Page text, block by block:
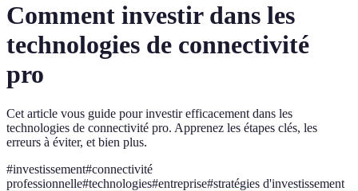
Comment investir dans les
technologies de connectivité
pro
Cet article vous guide pour investir efficacement dans les
technologies de connectivité pro. Apprenez les étapes clés, les
erreurs à éviter, et bien plus.
#investissement#connectivité
professionnelle#technologies#entreprise#stratégies d'investissement